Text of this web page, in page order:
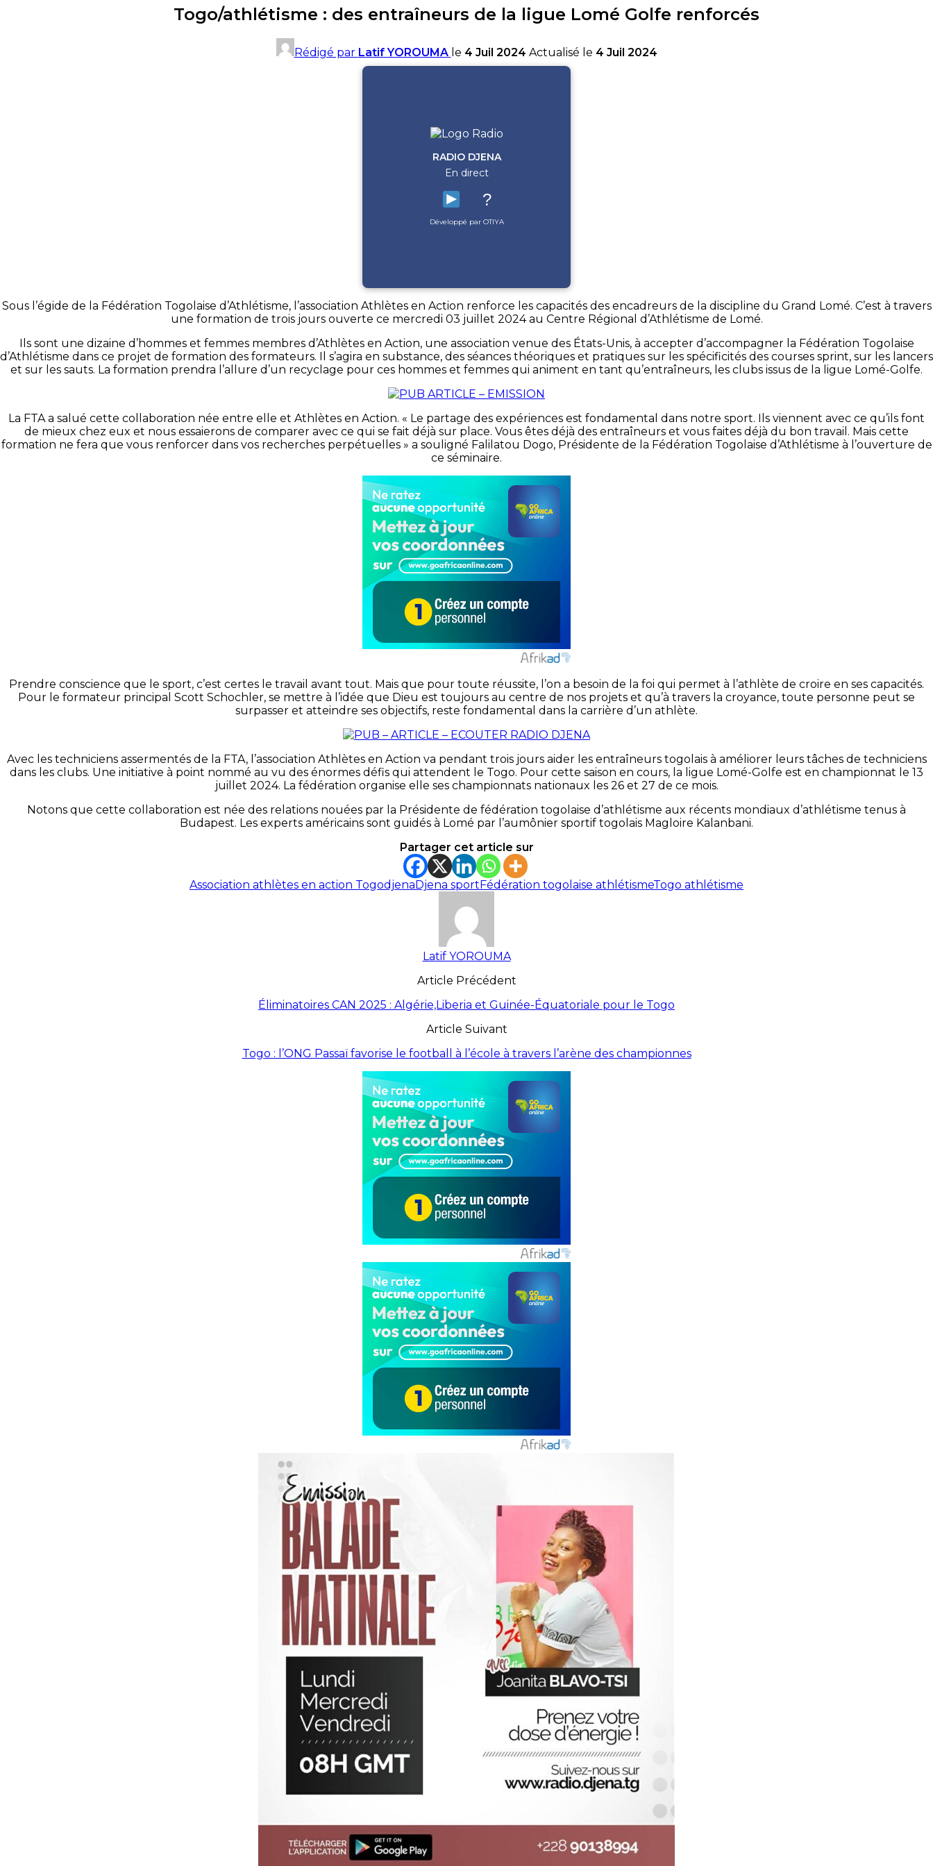
Togo/athlétisme : des entraîneurs de la ligue Lomé Golfe renforcés
Rédigé par Latif YOROUMA le 4 Juil 2024 Actualisé le 4 Juil 2024
RADIO DJENA
En direct
?
Développé par OTIYA
Sous l’égide de la Fédération Togolaise d’Athlétisme, l’association Athlètes en Action renforce les capacités des encadreurs de la discipline du Grand Lomé. C’est à travers
une formation de trois jours ouverte ce mercredi 03 juillet 2024 au Centre Régional d’Athlétisme de Lomé.
Ils sont une dizaine d’hommes et femmes membres d’Athlètes en Action, une association venue des États-Unis, à accepter d’accompagner la Fédération Togolaise
d’Athlétisme dans ce projet de formation des formateurs. Il s’agira en substance, des séances théoriques et pratiques sur les spécificités des courses sprint, sur les lancers
et sur les sauts. La formation prendra l’allure d’un recyclage pour ces hommes et femmes qui animent en tant qu’entraîneurs, les clubs issus de la ligue Lomé-Golfe.
La FTA a salué cette collaboration née entre elle et Athlètes en Action. « Le partage des expériences est fondamental dans notre sport. Ils viennent avec ce qu’ils font
de mieux chez eux et nous essaierons de comparer avec ce qui se fait déjà sur place. Vous êtes déjà des entraîneurs et vous faites déjà du bon travail. Mais cette
formation ne fera que vous renforcer dans vos recherches perpétuelles » a souligné Falilatou Dogo, Présidente de la Fédération Togolaise d’Athlétisme à l’ouverture de
ce séminaire.
Prendre conscience que le sport, c’est certes le travail avant tout. Mais que pour toute réussite, l’on a besoin de la foi qui permet à l’athlète de croire en ses capacités.
Pour le formateur principal Scott Schochler, se mettre à l’idée que Dieu est toujours au centre de nos projets et qu’à travers la croyance, toute personne peut se
surpasser et atteindre ses objectifs, reste fondamental dans la carrière d’un athlète.
Avec les techniciens assermentés de la FTA, l’association Athlètes en Action va pendant trois jours aider les entraîneurs togolais à améliorer leurs tâches de techniciens
dans les clubs. Une initiative à point nommé au vu des énormes défis qui attendent le Togo. Pour cette saison en cours, la ligue Lomé-Golfe est en championnat le 13
juillet 2024. La fédération organise elle ses championnats nationaux les 26 et 27 de ce mois.
Notons que cette collaboration est née des relations nouées par la Présidente de fédération togolaise d’athlétisme aux récents mondiaux d’athlétisme tenus à
Budapest. Les experts américains sont guidés à Lomé par l’aumônier sportif togolais Magloire Kalanbani.
Partager cet article sur
Association athlètes en action TogodjenaDjena sportFédération togolaise athlétismeTogo athlétisme
Latif YOROUMA
Article Précédent
Éliminatoires CAN 2025 : Algérie,Liberia et Guinée-Équatoriale pour le Togo
Article Suivant
Togo : l’ONG Passaï favorise le football à l’école à travers l’arène des championnes